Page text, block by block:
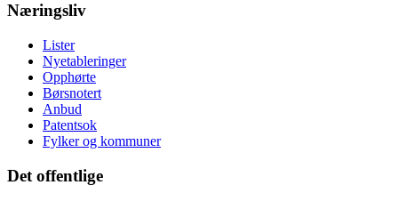
Næringsliv
Lister
Nyetableringer
Opphørte
Børsnotert
Anbud
Patentsok
Fylker og kommuner
Det offentlige